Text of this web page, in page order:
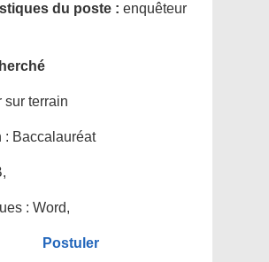
du poste : enquêteur
sur terrain
: Baccalauréat
: Word,
Postuler